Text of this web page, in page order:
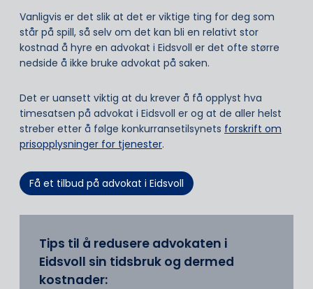
Vanligvis er det slik at det er viktige ting for deg som
står på spill, så selv om det kan bli en relativt stor
kostnad å hyre en advokat i Eidsvoll er det ofte større
nedside å ikke bruke advokat på saken.
Det er uansett viktig at du krever å få opplyst hva
timesatsen på advokat i Eidsvoll er og at de aller helst
streber etter å følge konkurransetilsynets forskrift om
prisopplysninger for tjenester.
Få et tilbud på advokat i Eidsvoll
Tips til å redusere advokaten i
Eidsvoll sin tidsbruk og dermed
kostnader: